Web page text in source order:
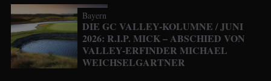
Bayern
DIE GC VALLEY-KOLUMNE / JUNI
2026: R.I.P. MICK – ABSCHIED VON
VALLEY-ERFINDER MICHAEL
WEICHSELGARTNER